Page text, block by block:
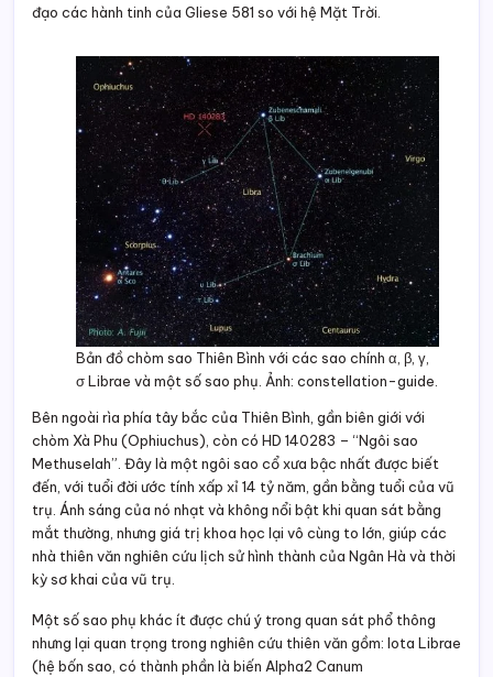
đạo các hành tinh của Gliese 581 so với hệ Mặt Trời.
Bản đồ chòm sao Thiên Bình với các sao chính α, β, γ,
σ Librae và một số sao phụ. Ảnh: constellation-guide.
Bên ngoài rìa phía tây bắc của Thiên Bình, gần biên giới với
chòm Xà Phu (Ophiuchus), còn có HD 140283 – “Ngôi sao
Methuselah”. Đây là một ngôi sao cổ xưa bậc nhất được biết
đến, với tuổi đời ước tính xấp xỉ 14 tỷ năm, gần bằng tuổi của vũ
trụ. Ánh sáng của nó nhạt và không nổi bật khi quan sát bằng
mắt thường, nhưng giá trị khoa học lại vô cùng to lớn, giúp các
nhà thiên văn nghiên cứu lịch sử hình thành của Ngân Hà và thời
kỳ sơ khai của vũ trụ.
Một số sao phụ khác ít được chú ý trong quan sát phổ thông
nhưng lại quan trọng trong nghiên cứu thiên văn gồm: Iota Librae
(hệ bốn sao, có thành phần là biến Alpha2 Canum